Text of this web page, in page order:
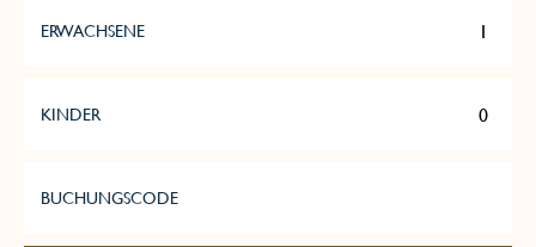
und Ernährung.
ERWACHSENE
KINDER
BUCHUNGSCODE